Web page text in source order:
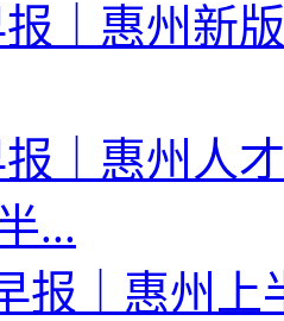
｜惠州新
｜惠州人
...
报｜惠州上